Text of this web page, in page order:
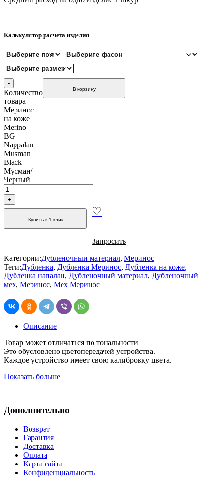
Калькулятор расчета изделия
Количество
товара
Меринос
на коже
Merino
BG
Nappalan
Musman
Black
Мусман/
Черный
В корзину
Купить в 1 клик
Запросить
Категории:Дубленочный материал, Меринос
Теги:Дубленка, Дубленка Меринос, Дубленка на коже,
Дубленка напалан, Дубленочный материал, Дубленочный
мех, Меринос, Мех Меринос
Описание
Товар может отличаться по тональности.
Это обусловлено цветопередачей устройства.
Каждое устройство имеет свою калибровку цвета.
Показать больше
Дополнительно
Возврат
Гарантия
Доставка
Оплата
Карта сайта
Конфиденциальность